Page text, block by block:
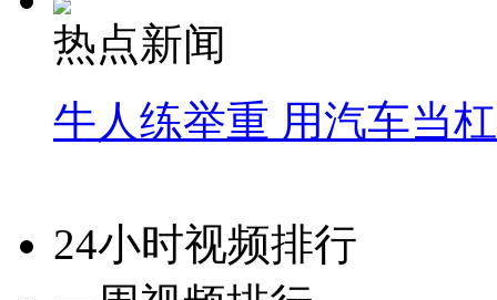
热点新闻
牛人练举重 用汽车当
24小时视频排行